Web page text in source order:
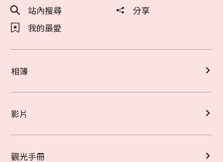
站內搜尋
分享
我的最愛
相簿
影片
觀光手冊